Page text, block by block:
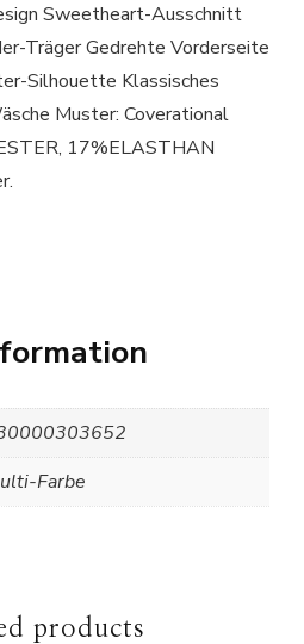
Sweetheart-Ausschnitt
Träger Gedrehte Vorderseite
Silhouette Klassisches
Muster: Coverational
17%ELASTHAN
Farbe
products